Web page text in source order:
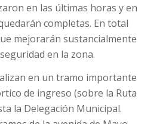
en las últimas horas y en
completas. En total
mejorarán sustancialmente
en la zona.
en un tramo importante
de ingreso (sobre la Ruta
la Delegación Municipal.